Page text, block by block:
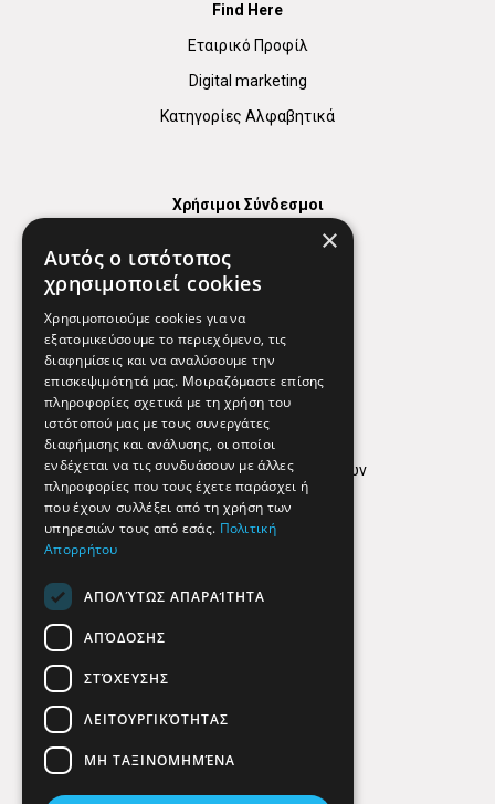
Find Here
Εταιρικό Προφίλ
Digital marketing
Κατηγορίες Αλφαβητικά
Χρήσιμοι Σύνδεσμοι
Χρήσιμα Τηλέφωνα
Εφημερεύοντα Φαρμακεία
Απόρρητο
Όροι Χρήσης
Πολιτική προστασίας δεδομένων
Findhere
Social Media
×
Αυτός ο ιστότοπος
χρησιμοποιεί cookies
Χρησιμοποιούμε cookies για να
εξατομικεύσουμε το περιεχόμενο, τις
διαφημίσεις και να αναλύσουμε την
επισκεψιμότητά μας. Μοιραζόμαστε επίσης
πληροφορίες σχετικά με τη χρήση του
ιστότοπού μας με τους συνεργάτες
διαφήμισης και ανάλυσης, οι οποίοι
ενδέχεται να τις συνδυάσουν με άλλες
πληροφορίες που τους έχετε παράσχει ή
που έχουν συλλέξει από τη χρήση των
υπηρεσιών τους από εσάς. Πολιτική
Απορρήτου
ΑΠΟΛΎΤΩΣ ΑΠΑΡΑΊΤΗΤΑ
ΑΠΌΔΟΣΗΣ
ΣΤΌΧΕΥΣΗΣ
ΛΕΙΤΟΥΡΓΙΚΌΤΗΤΑΣ
ΜΗ ΤΑΞΙΝΟΜΗΜΈΝΑ